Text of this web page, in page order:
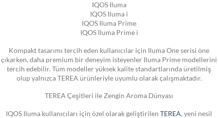
IQOS Iluma
IQOS Iluma i
IQOS Iluma Prime
IQOS Iluma Prime i
Kompakt tasarımı tercih eden kullanıcılar için Iluma One serisi öne
çıkarken, daha premium bir deneyim isteyenler Iluma Prime modellerini
tercih edebilir. Tüm modeller yüksek kalite standartlarında üretilmiş
olup yalnızca TEREA ürünleriyle uyumlu olarak çalışmaktadır.
TEREA Çeşitleri ile Zengin Aroma Dünyası
IQOS Iluma kullanıcıları için özel olarak geliştirilen TEREA, yeni nesil